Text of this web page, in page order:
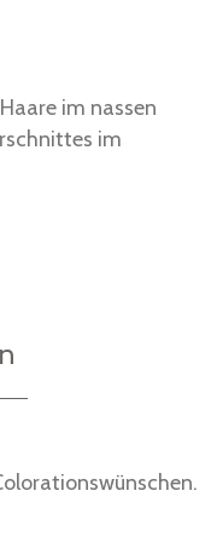
im nassen
im